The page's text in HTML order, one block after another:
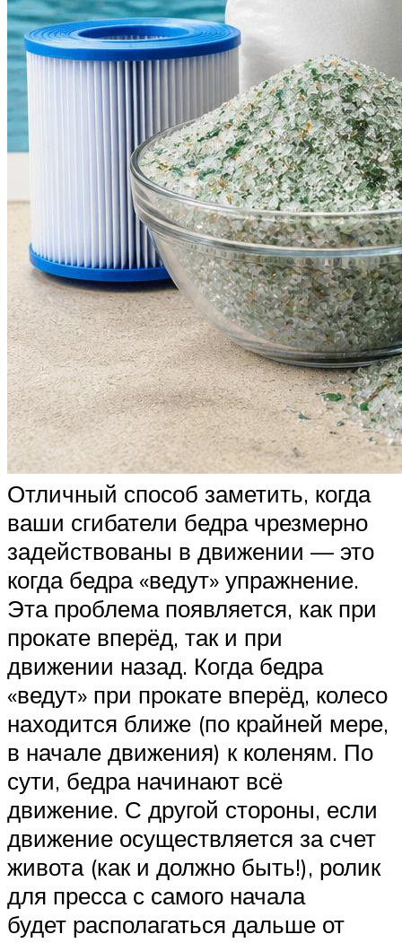
Отличный способ заметить, когда
ваши сгибатели бедра чрезмерно
задействованы в движении — это
когда бедра «ведут» упражнение.
Эта проблема появляется, как при
прокате вперёд, так и при
движении назад. Когда бедра
«ведут» при прокате вперёд, колесо
находится ближе (по крайней мере,
в начале движения) к коленям. По
сути, бедра начинают всё
движение. С другой стороны, если
движение осуществляется за счет
живота (как и должно быть!), ролик
для пресса с самого начала
будет располагаться дальше от